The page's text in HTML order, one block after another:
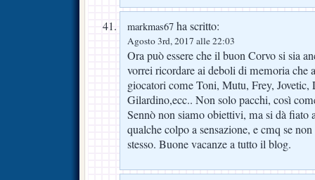
markmas67 ha scritto:
Agosto 3rd, 2017 alle 22:03
Ora può essere che il buon Corvo si sia
vorrei ricordare ai deboli di memoria che
giocatori come Toni, Mutu, Frey, Jovetic,
Gilardino,ecc.. Non solo pacchi, così
Sennò non siamo obiettivi, ma si dà fiato
qualche colpo a sensazione, e cmq se
stesso. Buone vacanze a tutto il blog.